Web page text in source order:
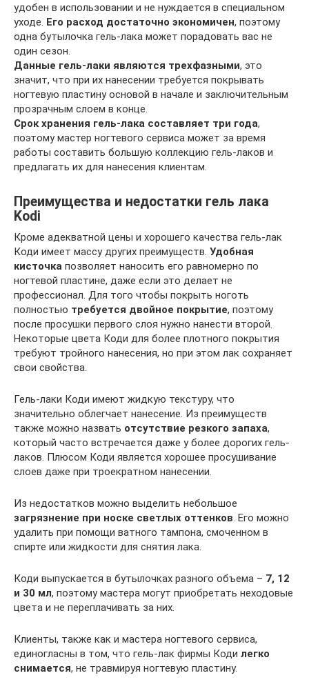
удобен в использовании и не нуждается в специальном
уходе. Его расход достаточно экономичен, поэтому
одна бутылочка гель-лака может порадовать вас не
один сезон.
Данные гель-лаки являются трехфазными, это
значит, что при их нанесении требуется покрывать
ногтевую пластину основой в начале и заключительным
прозрачным слоем в конце.
Срок хранения гель-лака составляет три года,
поэтому мастер ногтевого сервиса может за время
работы составить большую коллекцию гель-лаков и
предлагать их для нанесения клиентам.
Преимущества и недостатки гель лака
Kodi
Кроме адекватной цены и хорошего качества гель-лак
Коди имеет массу других преимуществ. Удобная
кисточка позволяет наносить его равномерно по
ногтевой пластине, даже если это делает не
профессионал. Для того чтобы покрыть ноготь
полностью требуется двойное покрытие, поэтому
после просушки первого слоя нужно нанести второй.
Некоторые цвета Коди для более плотного покрытия
требуют тройного нанесения, но при этом лак сохраняет
свои свойства.
Гель-лаки Коди имеют жидкую текстуру, что
значительно облегчает нанесение. Из преимуществ
также можно назвать отсутствие резкого запаха,
который часто встречается даже у более дорогих гель-
лаков. Плюсом Коди является хорошее просушивание
слоев даже при троекратном нанесении.
Из недостатков можно выделить небольшое
загрязнение при носке светлых оттенков. Его можно
удалить при помощи ватного тампона, смоченном в
спирте или жидкости для снятия лака.
Коди выпускается в бутылочках разного объема – 7, 12
и 30 мл, поэтому мастера могут приобретать неходовые
цвета и не переплачивать за них.
Клиенты, также как и мастера ногтевого сервиса,
единогласны в том, что гель-лак фирмы Коди легко
снимается, не травмируя ногтевую пластину.